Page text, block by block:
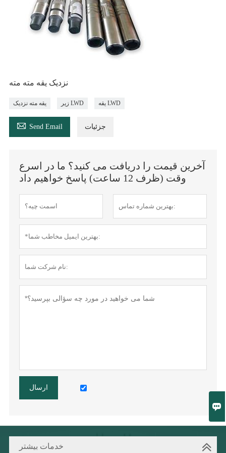

نزدیک یقه مته مته
یقه مته نزدیک زیر LWD یقه LWD
 Send Email جزئیات
آخرین قیمت را دریافت می کنید؟ ما در اسرع
وقت (ظرف 12 ساعت) پاسخ خواهیم داد
ارسال
خدمات بیشتر